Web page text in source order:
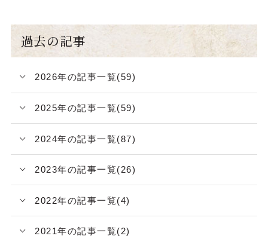
過去の記事
2026年の記事一覧(59)
2025年の記事一覧(59)
2024年の記事一覧(87)
2023年の記事一覧(26)
2022年の記事一覧(4)
2021年の記事一覧(2)